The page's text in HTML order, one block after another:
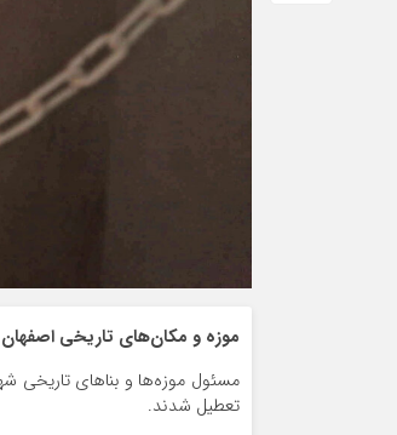
موزه و مکان‌های تاریخی
مسئول موزه‌ها و بناهای تاریخی
تعطیل شدند.